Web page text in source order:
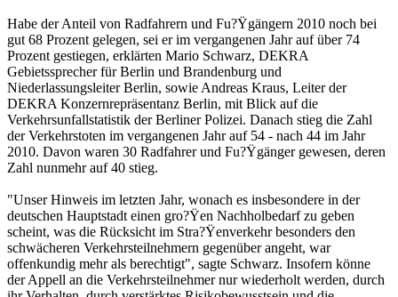
Habe der Anteil von Radfahrern und Fu?Ÿgängern 2010 noch bei
gut 68 Prozent gelegen, sei er im vergangenen Jahr auf über 74
Prozent gestiegen, erklärten Mario Schwarz, DEKRA
Gebietssprecher für Berlin und Brandenburg und
Niederlassungsleiter Berlin, sowie Andreas Kraus, Leiter der
DEKRA Konzernrepräsentanz Berlin, mit Blick auf die
Verkehrsunfallstatistik der Berliner Polizei. Danach stieg die Zahl
der Verkehrstoten im vergangenen Jahr auf 54 - nach 44 im Jahr
2010. Davon waren 30 Radfahrer und Fu?Ÿgänger gewesen, deren
Zahl nunmehr auf 40 stieg.
"Unser Hinweis im letzten Jahr, wonach es insbesondere in der
deutschen Hauptstadt einen gro?Ÿen Nachholbedarf zu geben
scheint, was die Rücksicht im Stra?Ÿenverkehr besonders den
schwächeren Verkehrsteilnehmern gegenüber angeht, war
offenkundig mehr als berechtigt", sagte Schwarz. Insofern könne
der Appell an die Verkehrsteilnehmer nur wiederholt werden, durch